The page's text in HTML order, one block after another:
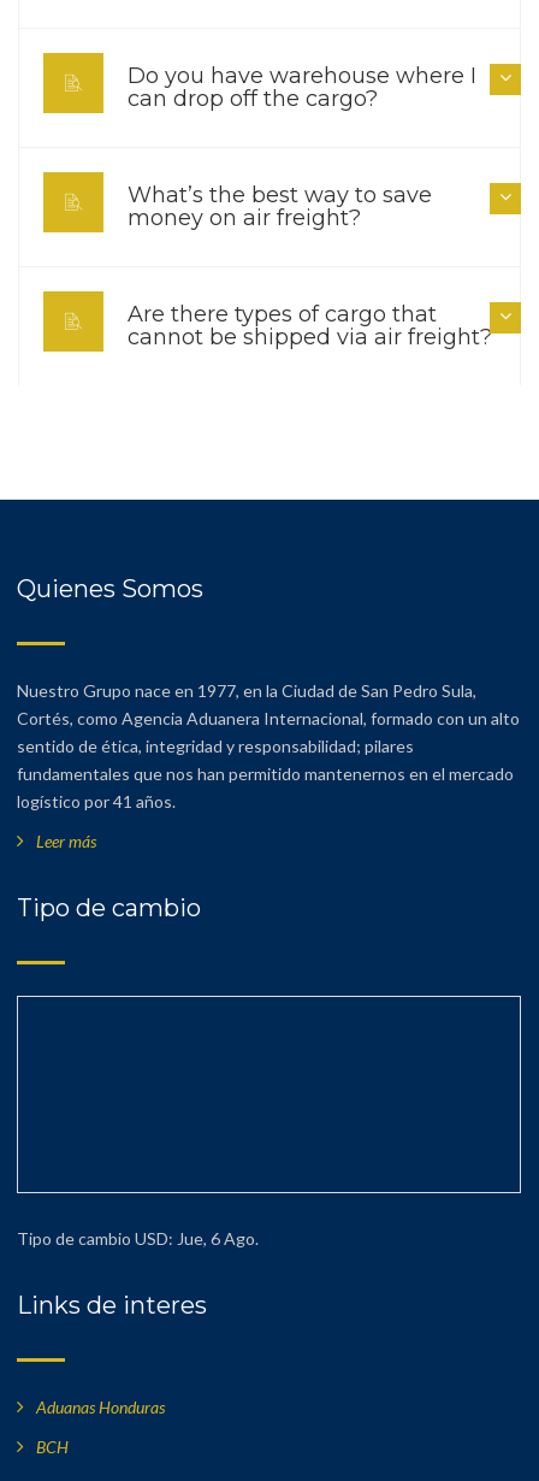
Do you have warehouse where I
can drop off the cargo?
What’s the best way to save
money on air freight?
Are there types of cargo that
cannot be shipped via air freight?
Quienes Somos
Nuestro Grupo nace en 1977, en la Ciudad de San Pedro Sula,
Cortés, como Agencia Aduanera Internacional, formado con un alto
sentido de ética, integridad y responsabilidad; pilares
fundamentales que nos han permitido mantenernos en el mercado
logístico por 41 años.
Leer más
Tipo de cambio
Tipo de cambio USD: Jue, 6 Ago.
Links de interes
Aduanas Honduras
BCH